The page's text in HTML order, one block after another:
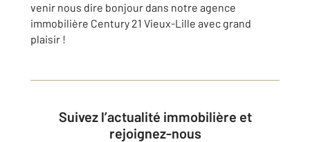
venir nous dire bonjour dans notre agence
immobilière Century 21 Vieux-Lille avec grand
plaisir !
Suivez l’actualité immobilière et
rejoignez-nous